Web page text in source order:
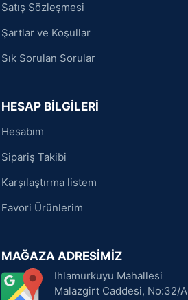
Satış Sözleşmesi
Şartlar ve Koşullar
Sık Sorulan Sorular
HESAP BİLGİLERİ
Hesabım
Sipariş Takibi
Karşılaştırma listem
Favori Ürünlerim
MAĞAZA ADRESİMİZ
Ihlamurkuyu Mahallesi
Malazgirt Caddesi, No:32/A